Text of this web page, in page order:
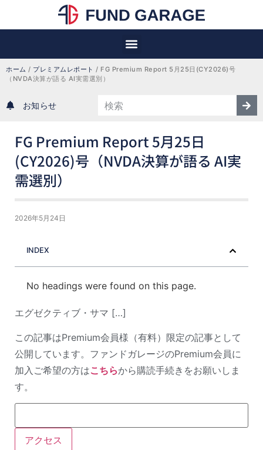
ホーム / プレミアムレポート / FG Premium Report 5月25日(CY2026)号
（NVDA決算が語る AI実需選別）
お知らせ
FG Premium Report 5月25日
(CY2026)号（NVDA決算が語る AI実
需選別）
2026年5月24日
INDEX
No headings were found on this page.
エグゼクティブ・サマ […]
この記事はPremium会員様（有料）限定の記事として
公開しています。ファンドガレージのPremium会員に
加入ご希望の方はこちらから購読手続きをお願いしま
す。